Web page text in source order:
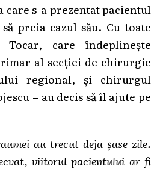
s-a prezentat pacientul
preia cazul său. Cu toate
Tocar, care îndeplinește
al secției de chirurgie
regional, și chirurgul
– au decis să îl ajute pe
au trecut deja șase zile.
viitorul pacientului ar fi